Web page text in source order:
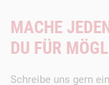
MACHE
DU FÜR
Schreibe uns gern